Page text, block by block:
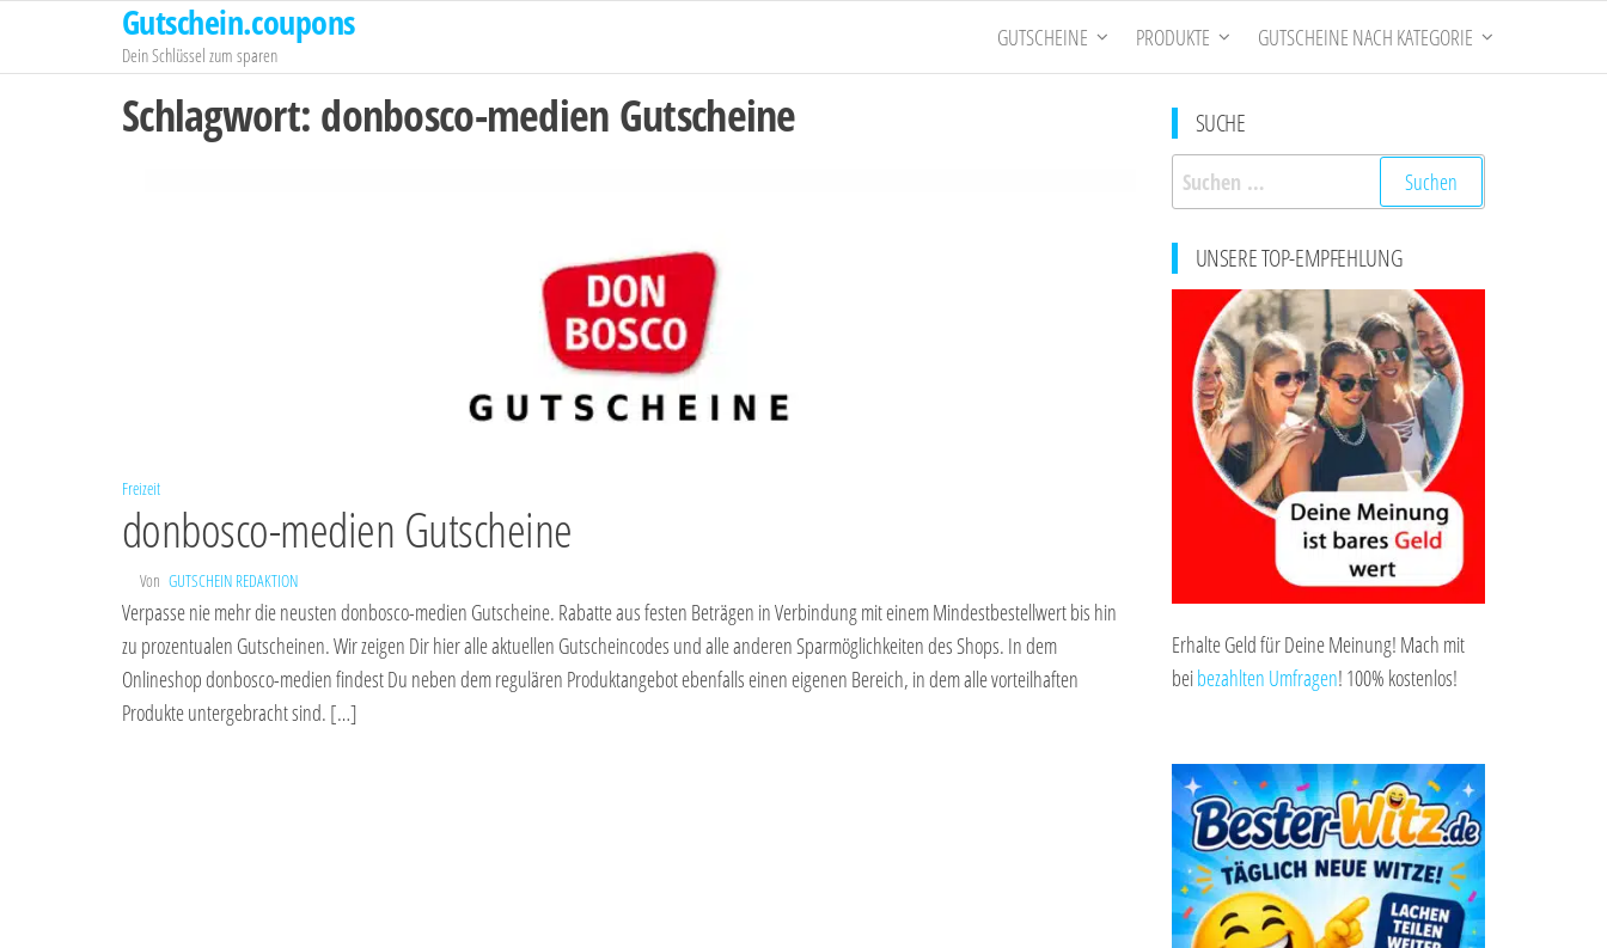
springen
Gutschein.coupons
Dein Schlüssel zum sparen
GUTSCHEINE PRODUKTE GUTSCHEINE NACH KATEGORIE
Schlagwort: donbosco-medien Gutscheine
Freizeit
donbosco-medien Gutscheine
Von GUTSCHEIN REDAKTION
Verpasse nie mehr die neusten donbosco-medien Gutscheine. Rabatte aus festen Beträgen in Verbindung mit einem Mindestbestellwert bis hin
zu prozentualen Gutscheinen. Wir zeigen Dir hier alle aktuellen Gutscheincodes und alle anderen Sparmöglichkeiten des Shops. In dem
Onlineshop donbosco-medien findest Du neben dem regulären Produktangebot ebenfalls einen eigenen Bereich, in dem alle vorteilhaften
Produkte untergebracht sind. […]
SUCHE
Suchen
nach:
UNSERE TOP-EMPFEHLUNG
Erhalte Geld für Deine Meinung! Mach mit
beibezahlten Umfragen! 100% kostenlos!